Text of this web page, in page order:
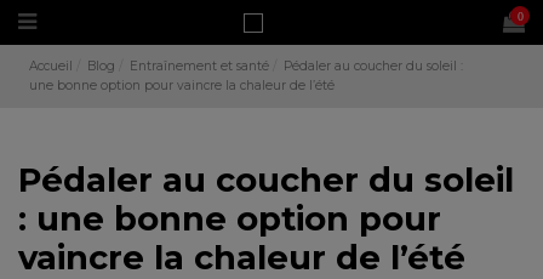
0
Accueil Blog Entraînement et santé
Pédaler au coucher du soleil :
une bonne option pour vaincre la chaleur de l’été
Pédaler au coucher du soleil
: une bonne option pour
vaincre la chaleur de l’été